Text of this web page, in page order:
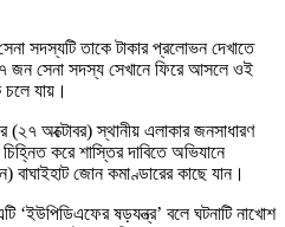
সদস্যটি তাকে টাকার প্রলোভন দেখাতে
জন সেনা সদস্য সেখানে ফিরে আসলে ওই
চলে যায়।
(২৭ অক্টোবর) স্থানীয় এলাকার জনসাধারণ
করে শাস্তির দাবিতে অভিযানে
বাঘাইহাট জোন কমাণ্ডারের কাছে যান।
‘ইউপিডিএফের ষড়যন্ত্র’ বলে ঘটনাটি নাখোশ